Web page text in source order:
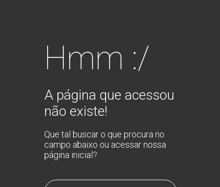
Hmm :/
A página que acessou
não existe!
Que tal buscar o que procura no
campo abaixo ou acessar nossa
página inicial?